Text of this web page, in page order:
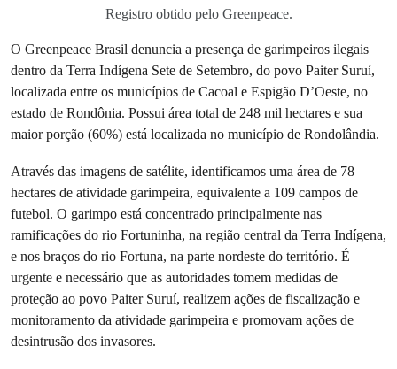
Registro obtido pelo Greenpeace.
O Greenpeace Brasil denuncia a presença de garimpeiros ilegais
dentro da Terra Indígena Sete de Setembro, do povo Paiter Suruí,
localizada entre os municípios de Cacoal e Espigão D’Oeste, no
estado de Rondônia. Possui área total de 248 mil hectares e sua
maior porção (60%) está localizada no município de Rondolândia.
Através das imagens de satélite, identificamos uma área de 78
hectares de atividade garimpeira, equivalente a 109 campos de
futebol. O garimpo está concentrado principalmente nas
ramificações do rio Fortuninha, na região central da Terra Indígena,
e nos braços do rio Fortuna, na parte nordeste do território. É
urgente e necessário que as autoridades tomem medidas de
proteção ao povo Paiter Suruí, realizem ações de fiscalização e
monitoramento da atividade garimpeira e promovam ações de
desintrusão dos invasores.